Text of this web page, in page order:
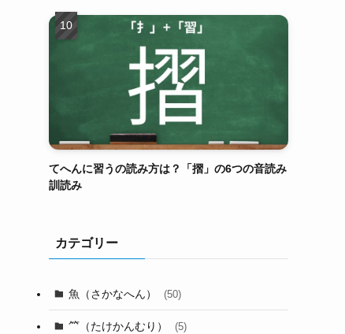
てへんに習うの読み方は？「摺」の6つの音読み
訓読み
カテゴリー
魚（さかなへん） (50)
⺮（たけかんむり） (5)